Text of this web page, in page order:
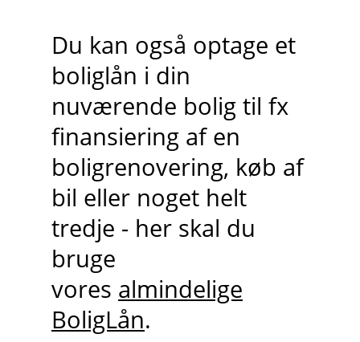
Du kan også optage et
boliglån i din
nuværende bolig til fx
finansiering af en
boligrenovering, køb af
bil eller noget helt
tredje - her skal du
bruge
vores almindelige
BoligLån.